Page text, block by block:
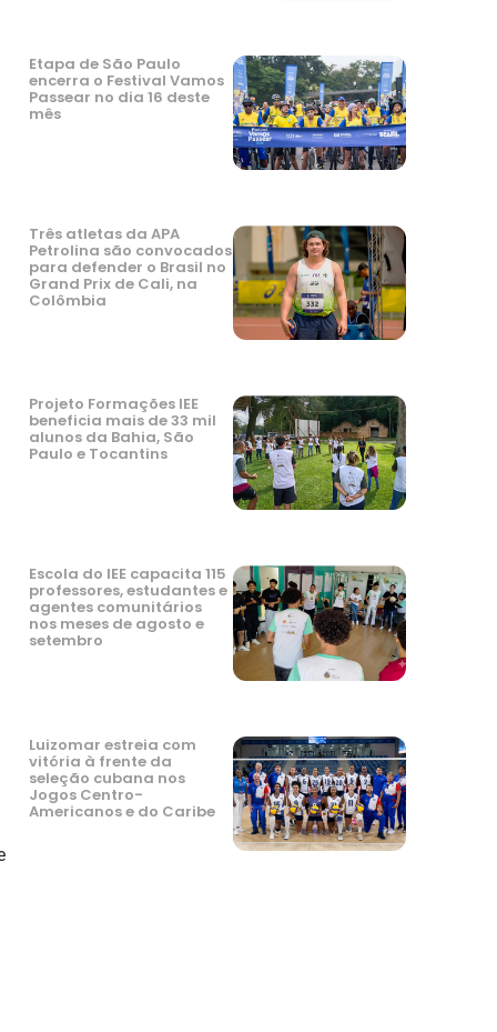
Etapa de São Paulo
encerra o Festival Vamos
Passear no dia 16 deste
mês
Três atletas da APA
Petrolina são convocados
para defender o Brasil no
Grand Prix de Cali, na
Colômbia
Projeto Formações IEE
beneficia mais de 33 mil
alunos da Bahia, São
Paulo e Tocantins
Escola do IEE capacita 115
professores, estudantes e
agentes comunitários
nos meses de agosto e
setembro
Luizomar estreia com
vitória à frente da
seleção cubana nos
Jogos Centro-
Americanos e do Caribe